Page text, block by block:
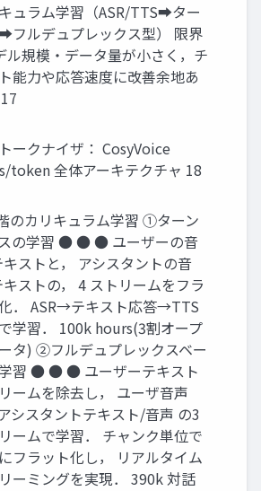
ュラム学習（ASR/TTS➡ター
フルデュプレックス型） 限界
ル規模・データ量が小さく，チ
能力や応答速度に改善余地あ
ークナイザ： CosyVoice
token 全体アーキテクチャ 18
のカリキュラム学習 ①ターン
の学習 ● ● ● ユーザーの音
ストと， アシスタントの音
ストの， 4 ストリームをフラ
． ASR→テキスト応答→TTS
学習． 100k hours(3割オープ
タ) ②フルデュプレックスベー
習 ● ● ● ユーザーテキスト
ームを除去し， ユーザ音声
シスタントテキスト/音声 の3
ームで学習． チャンク単位で
フラット化し， リアルタイム
ーミングを実現． 390k 対話